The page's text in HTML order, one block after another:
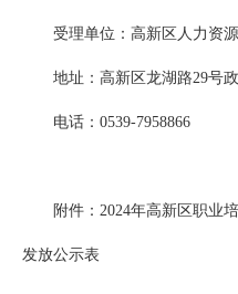
受理单位：高新区人力资
地址：高新区龙湖路29号
电话：0539-7958866
附件：2024年高新区职业
发放公示表